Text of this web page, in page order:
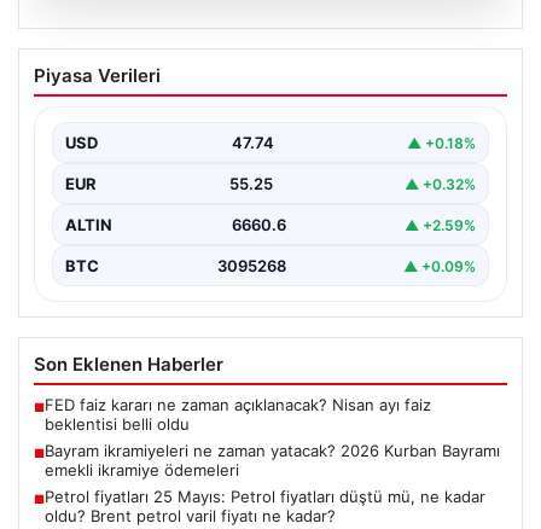
07.08.2026
Bayram ikramiyeleri ne zaman yatacak?
2026 Kurban Bayramı emekli ikramiye
Piyasa Verileri
USD 47.74 ▲ +0.18%
EUR 55.25 ▲ +0.32%
ALTIN 6660.6 ▲ +2.59%
BTC 3095268 ▲ +0.09%
Son Eklenen Haberler
■FED faiz kararı ne zaman açıklanacak? Nisan ayı faiz
beklentisi belli oldu
■Bayram ikramiyeleri ne zaman yatacak? 2026 Kurban Bayramı
emekli ikramiye ödemeleri
■Petrol fiyatları 25 Mayıs: Petrol fiyatları düştü mü, ne kadar
oldu? Brent petrol varil fiyatı ne kadar?